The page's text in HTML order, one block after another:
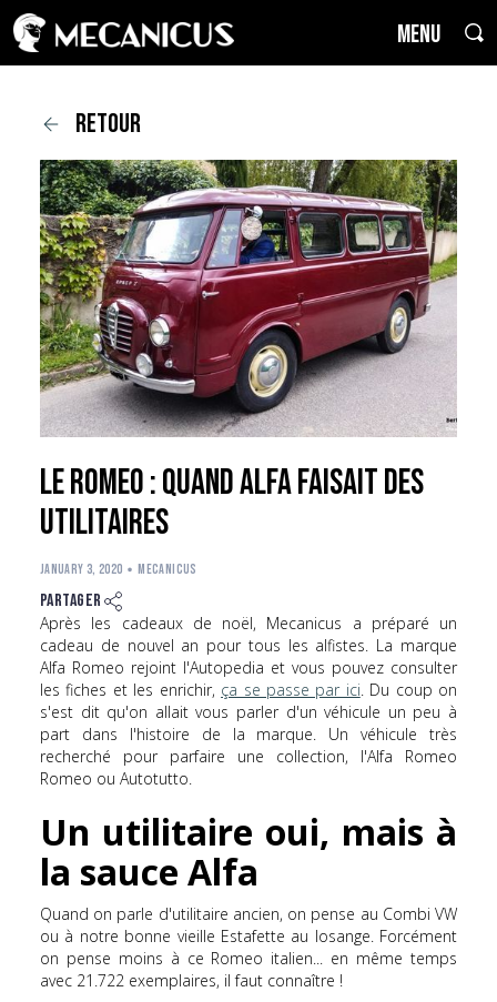
MENU
retour
Le Romeo : quand Alfa faisait des
utilitaires
JANUARY 3, 2020 Mecanicus
Partager
Après les cadeaux de noël, Mecanicus a préparé un
cadeau de nouvel an pour tous les alfistes. La marque
Alfa Romeo rejoint l'Autopedia et vous pouvez consulter
les fiches et les enrichir, ça se passe par ici. Du coup on
s'est dit qu'on allait vous parler d'un véhicule un peu à
part dans l'histoire de la marque. Un véhicule très
recherché pour parfaire une collection, l'Alfa Romeo
Romeo ou Autotutto.
Un utilitaire oui, mais à
la sauce Alfa
Quand on parle d'utilitaire ancien, on pense au Combi VW
ou à notre bonne vieille Estafette au losange. Forcément
on pense moins à ce Romeo italien... en même temps
avec 21.722 exemplaires, il faut connaître !